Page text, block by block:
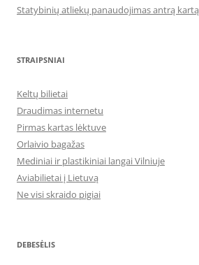
Statybinių atliekų panaudojimas antrą kartą
STRAIPSNIAI
Keltų bilietai
Draudimas internetu
Pirmas kartas lėktuve
Orlaivio bagažas
Mediniai ir plastikiniai langai Vilniuje
Aviabilietai į Lietuvą
Ne visi skraido pigiai
DEBESĖLIS